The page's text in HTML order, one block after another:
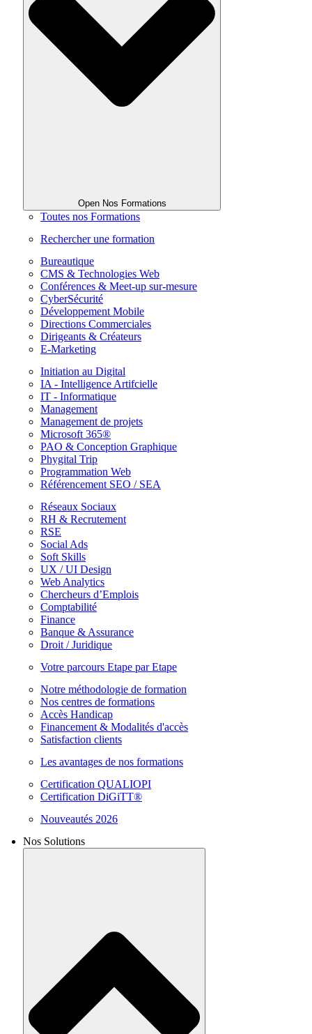
Open Nos Formations
Toutes nos Formations
Rechercher une formation
Bureautique
CMS & Technologies Web
Conférences & Meet-up sur-mesure
CyberSécurité
Développement Mobile
Directions Commerciales
Dirigeants & Créateurs
E-Marketing
Initiation au Digital
IA - Intelligence Artifcielle
IT - Informatique
Management
Management de projets
Microsoft 365®
PAO & Conception Graphique
Phygital Trip
Programmation Web
Référencement SEO / SEA
Réseaux Sociaux
RH & Recrutement
RSE
Social Ads
Soft Skills
UX / UI Design
Web Analytics
Chercheurs d’Emplois
Comptabilité
Finance
Banque & Assurance
Droit / Juridique
Votre parcours Etape par Etape
Notre méthodologie de formation
Nos centres de formations
Accès Handicap
Financement & Modalités d'accès
Satisfaction clients
Les avantages de nos formations
Certification QUALIOPI
Certification DiGiTT®
Nouveautés 2026
Nos Solutions